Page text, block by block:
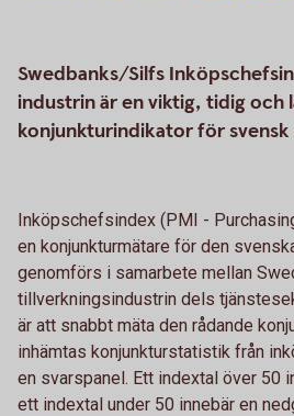
Swedbanks/Silfs
industrin är en viktig, tidig och
konjunkturindikator för
Inköpschefsindex (PMI -
en konjunkturmätare för den
genomförs i samarbete mellan
tillverkningsindustrin dels
är att snabbt mäta den rådande
inhämtas konjunkturstatistik från
en svarspanel. Ett indextal över 50
ett indextal under 50 innebär en